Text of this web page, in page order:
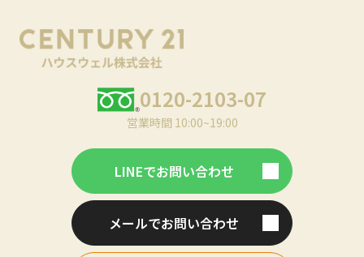
0120-2103-07
営業時間 10:00~19:00
LINEでお問い合わせ
メールでお問い合わせ